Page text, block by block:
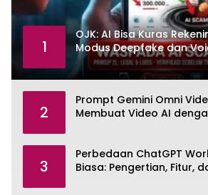
1
OJK: AI Bisa Kuras
Modus Deepfake dan
2
Prompt Gemini Omni
Membuat Video AI
3
Perbedaan ChatGPT
Biasa: Pengertian, Fitur,